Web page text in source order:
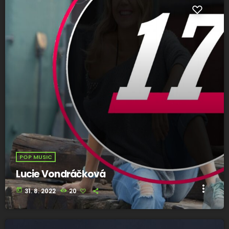
POP MUSIC
Lucie Vondráčková
today 31. 8. 2022 20 more_vert